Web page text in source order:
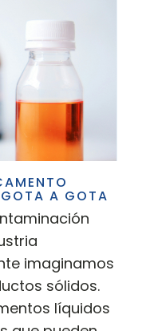
A GOTA
imaginamos
sólidos.
líquidos